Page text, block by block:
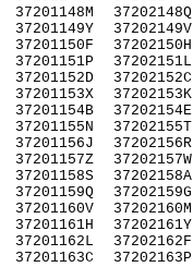
37201148M
37201149Y
37201150F
37201151P
37201152D
37201153X
37201154B
37201155N
37201156J
37201157Z
37201158S
37201159Q
37201160V
37201161H
37201162L
37201163C
37202148Q
37202149V
37202150H
37202151L
37202152C
37202153K
37202154E
37202155T
37202156R
37202157W
37202158A
37202159G
37202160M
37202161Y
37202162F
37202163P